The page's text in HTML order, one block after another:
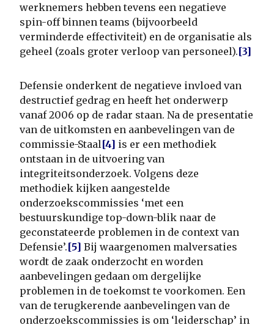
werknemers hebben tevens een negatieve
spin-off binnen teams (bijvoorbeeld
verminderde effectiviteit) en de organisatie als
geheel (zoals groter verloop van personeel).[3]
Defensie onderkent de negatieve invloed van
destructief gedrag en heeft het onderwerp
vanaf 2006 op de radar staan. Na de presentatie
van de uitkomsten en aanbevelingen van de
commissie-Staal[4] is er een methodiek
ontstaan in de uitvoering van
integriteitsonderzoek. Volgens deze
methodiek kijken aangestelde
onderzoekscommissies ‘met een
bestuurskundige top-down-blik naar de
geconstateerde problemen in de context van
Defensie’.[5] Bij waargenomen malversaties
wordt de zaak onderzocht en worden
aanbevelingen gedaan om dergelijke
problemen in de toekomst te voorkomen. Een
van de terugkerende aanbevelingen van de
onderzoekscommissies is om ‘leiderschap’ in